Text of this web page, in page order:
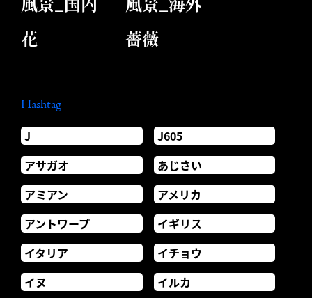
花
薔薇
Hashtag
J
J605
アサガオ
あじさい
アミアン
アメリカ
アントワープ
イギリス
イタリア
イチョウ
イヌ
イルカ